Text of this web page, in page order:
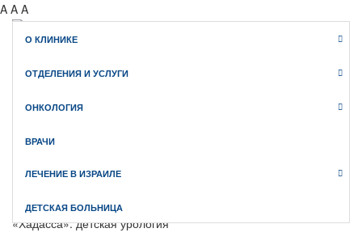
A A A
WhatsApp
VK Мессенджер
О КЛИНИКЕ
ОТДЕЛЕНИЯ И УСЛУГИ
ОНКОЛОГИЯ
ВРАЧИ
ЛЕЧЕНИЕ В ИЗРАИЛЕ
ДЕТСКАЯ БОЛЬНИЦА
Главная // Преимущества клиники Хадасса
«Хадасса»: детская урология